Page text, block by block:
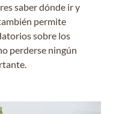
saber dónde ir y
permite
sobre los
perderse ningún